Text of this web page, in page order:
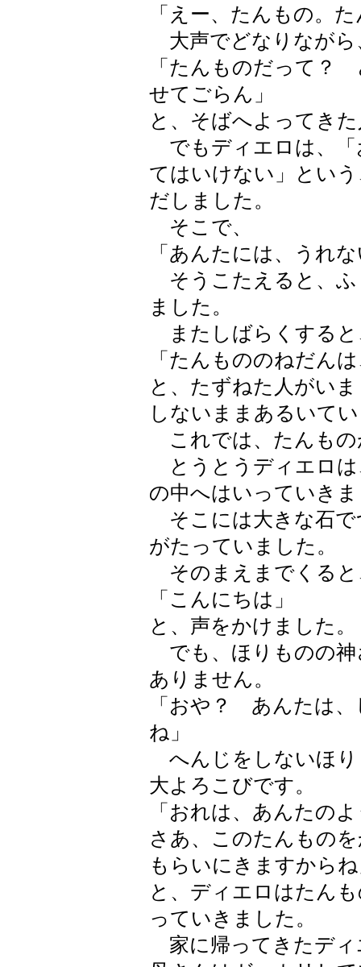
「えー、たんもの。
大声でどなりながら
「たんものだって？
せてごらん」
と、そばへよってき
でもディエロは、「
てはいけない」とい
だしました。
そこで、
「あんたには、うれ
そうこたえると、ふ
ました。
またしばらくすると
「たんもののねだん
と、たずねた人がい
しないままあるいて
これでは、たんもの
とうとうディエロは
の中へはいっていき
そこには大きな石で
がたっていました。
そのまえまでくると
「こんにちは」
と、声をかけました。
でも、ほりものの神
ありません。
「おや？ あんたは
ね」
へんじをしないほり
大よろこびです。
「おれは、あんたの
さあ、このたんもの
もらいにきますから
と、ディエロはたん
っていきました。
家に帰ってきたディ